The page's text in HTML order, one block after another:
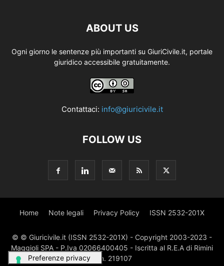
ABOUT US
Ogni giorno le sentenze più importanti su GiuriCivile.it, portale
giuridico accessibile gratuitamente.
Contattaci: info@giuricivile.it
FOLLOW US
Home Note legali Privacy Policy ISSN 2532-201X
© © Giuricivile.it (ISSN 2532-201X) - Copyright 2003-2023 -
Maggioli SPA - P.Iva 02066400405 - Iscritta al R.E.A di Rimini
al n. 219107